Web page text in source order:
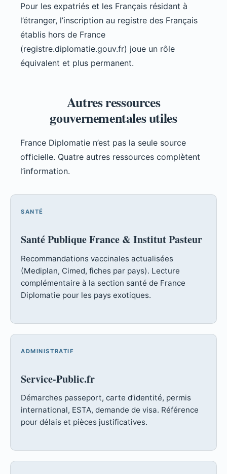
Pour les expatriés et les Français résidant à
l’étranger, l’inscription au registre des Français
établis hors de France
(registre.diplomatie.gouv.fr) joue un rôle
équivalent et plus permanent.
Autres ressources
gouvernementales utiles
France Diplomatie n’est pas la seule source
officielle. Quatre autres ressources complètent
l’information.
SANTÉ
Santé Publique France & Institut Pasteur
Recommandations vaccinales actualisées
(Mediplan, Cimed, fiches par pays). Lecture
complémentaire à la section santé de France
Diplomatie pour les pays exotiques.
ADMINISTRATIF
Service-Public.fr
Démarches passeport, carte d’identité, permis
international, ESTA, demande de visa. Référence
pour délais et pièces justificatives.